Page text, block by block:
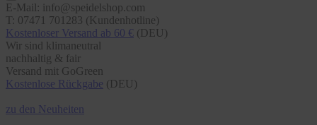
E-Mail: info@speidelshop.com
T: 07471 701283 (Kundenhotline)
Kostenloser Versand ab 60 € (DEU)
Wir sind klimaneutral
nachhaltig & fair
Versand mit GoGreen
Kostenlose Rückgabe (DEU)
zu den Neuheiten